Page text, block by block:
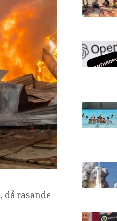
då rasande